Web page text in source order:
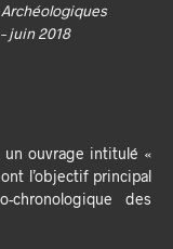
juin 2018
un ouvrage intitulé «
l’objectif principal
des